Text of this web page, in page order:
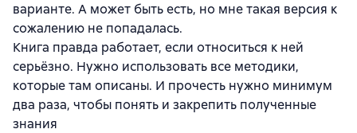
варианте. А может быть есть, но мне такая версия к
сожалению не попадалась.
Книга правда работает, если относиться к ней
серьёзно. Нужно использовать все методики,
которые там описаны. И прочесть нужно минимум
два раза, чтобы понять и закрепить полученные
знания